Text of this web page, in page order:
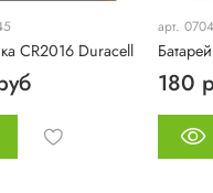
CR2016 Duracell
арт.
180